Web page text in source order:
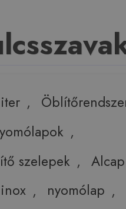
,
,
szelepek ,
inox , nyomólap ,